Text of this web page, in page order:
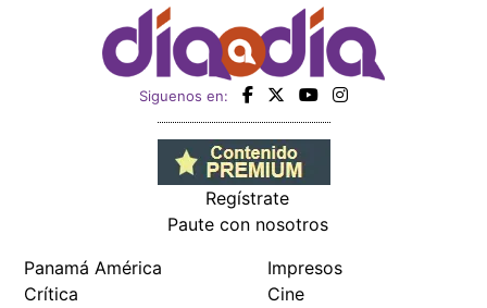
Siguenos en:
Regístrate
Paute con nosotros
Panamá América
Crítica
Impresos
Cine